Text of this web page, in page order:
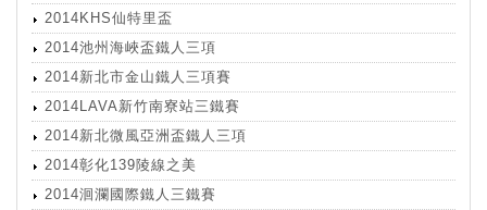
2014KHS仙特里盃
2014池州海峽盃鐵人三項
2014新北市金山鐵人三項賽
2014LAVA新竹南寮站三鐵賽
2014新北微風亞洲盃鐵人三項
2014彰化139陵線之美
2014洄瀾國際鐵人三鐵賽